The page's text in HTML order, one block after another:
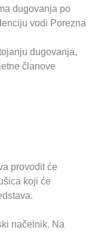
dugovanja po
vodi Porezna
dugovanja,
članove
provodit će
koji će
načelnik. Na